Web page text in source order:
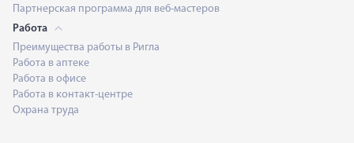
Партнерская программа для веб-мастеров
Работа
Преимущества работы в Ригла
Работа в аптеке
Работа в офисе
Работа в контакт-центре
Охрана труда